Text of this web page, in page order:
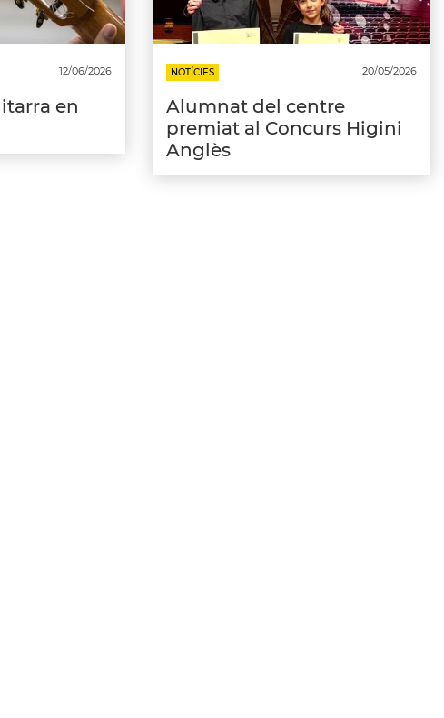
12/06/2026
en
NOTÍCIES 20/05/2026
Alumnat del centre
premiat al Concurs Higini
Anglès